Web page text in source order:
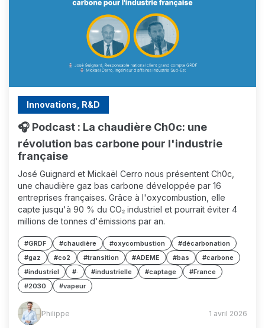
Innovations, R&D
🎧 Podcast : La chaudière Ch0c: une
révolution bas carbone pour l'industrie
française
José Guignard et Mickaël Cerro nous présentent Ch0c,
une chaudière gaz bas carbone développée par 16
entreprises françaises. Grâce à l'oxycombustion, elle
capte jusqu'à 90 % du CO₂ industriel et pourrait éviter 4
millions de tonnes d'émissions par an.
#GRDF #chaudière #oxycombustion
#décarbonation
#gaz
#co2 #transition #ADEME #bas
#carbone
#industriel
#· #industrielle #captage
#France
#2030
#vapeur
Philippe
(PP)
Philippe 1 avril 2026